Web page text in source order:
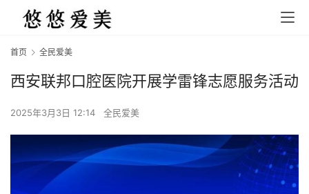
首页 全民爱美
西安联邦口腔医院开展学雷锋志愿服务活动
2025年3月3日 12:14 全民爱美